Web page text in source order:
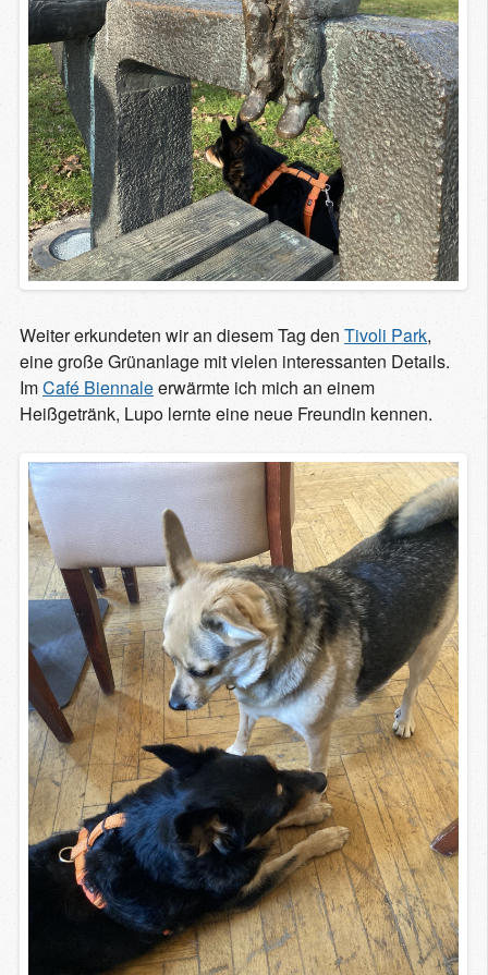
Weiter erkundeten wir an diesem Tag den Tivoli Park,
eine große Grünanlage mit vielen interessanten Details.
ImCafé Biennaleerwärmte ich mich an einem
Heißgetränk, Lupo lernte eine neue Freundin kennen.